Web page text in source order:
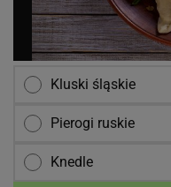
Kluski śląskie
Pierogi ruskie
Knedle